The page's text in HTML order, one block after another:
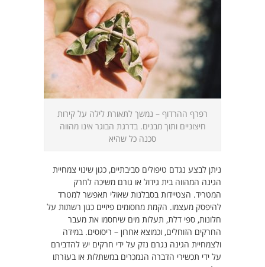
רפרף ההרדוף – נמשך לתאורת לילה על קירות
חיצוניים ותוך מבנים. בדרגת הבוגר אינו מהווה
סכנה כל שהיא
ניתן לבצע נגדם טיפולים סביבתיים, כגון שינוי צמחיית
הגינה המהווה בית גידול או גורם משיכה לחרק
המטריד. הצטיידות בסבלנות שאולי תאפשר למטרד
להיפסק מעצמו. הקמת מחסומים פיזיים כגון רשתות על
חלונות, ספי דלת, תעלות מים שיחסמו את מעבר
החרקים הזוחלים, וכמוצא אחרון – ריסוסים. במידה
ולצמחיית הגינה נגרם נזק על ידי חרקים יש להדבירם
על ידי תכשירי הדברה הנמכרים במשתלות או בעזרתו